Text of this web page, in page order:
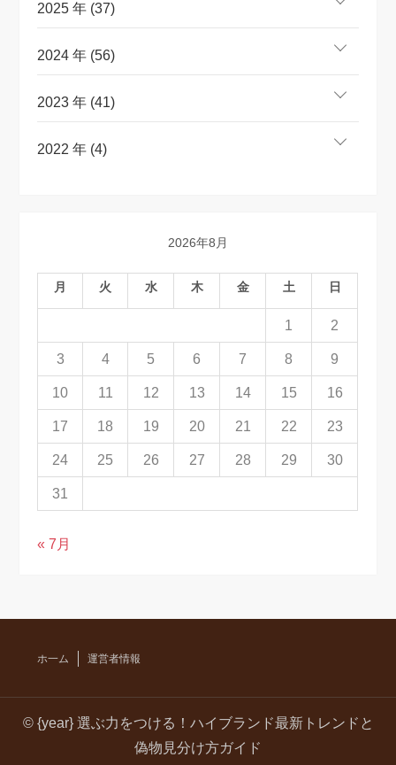
2025 年 (37)
2024 年 (56)
2023 年 (41)
2022 年 (4)
2026年8月
月 火 水 木 金 土 日
1 2
3 4 5 6 7 8 9
10 11 12 13 14 15 16
17 18 19 20 21 22 23
24 25 26 27 28 29 30
31
« 7月
ホ一ム 運営者情報
© {year} 選ぶ力をつける！ハイブランド最新トレンドと
偽物見分け方ガイド